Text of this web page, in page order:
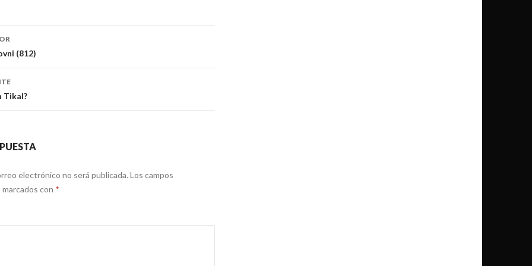
(812)
Tikal?
electrónico no será publicada. Los campos
con *